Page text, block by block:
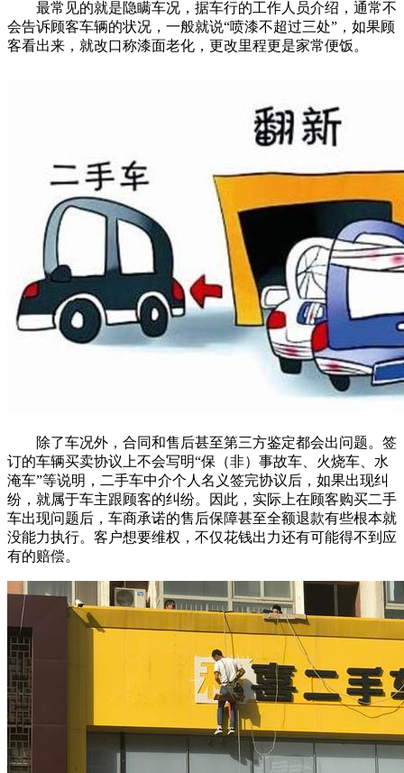
最常见的就是隐瞒车况，据车行的工作人员介绍，通常不
会告诉顾客车辆的状况，一般就说“喷漆不超过三处”，如果顾
客看出来，就改口称漆面老化，更改里程更是家常便饭。
除了车况外，合同和售后甚至第三方鉴定都会出问题。签
订的车辆买卖协议上不会写明“保（非）事故车、火烧车、水
淹车”等说明，二手车中介个人名义签完协议后，如果出现纠
纷，就属于车主跟顾客的纠纷。因此，实际上在顾客购买二手
车出现问题后，车商承诺的售后保障甚至全额退款有些根本就
没能力执行。客户想要维权，不仅花钱出力还有可能得不到应
有的赔偿。